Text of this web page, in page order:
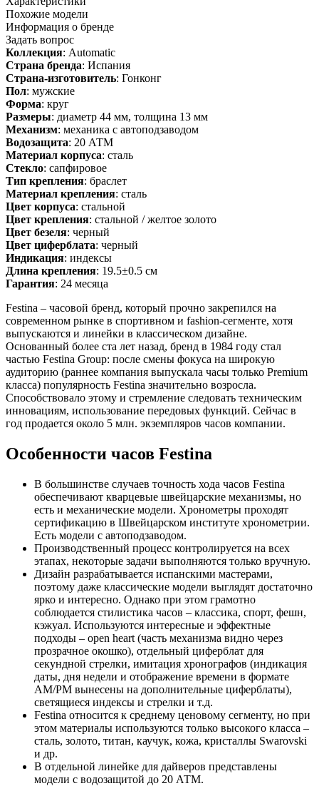
Похожие модели
Информация о бренде
Задать вопрос
Коллекция: Automatic
Страна бренда: Испания
Страна-изготовитель: Гонконг
Пол: мужские
Форма: круг
Размеры: диаметр 44 мм, толщина 13 мм
Механизм: механика с автоподзаводом
Водозащита: 20 АТМ
Материал корпуса: сталь
Стекло: сапфировое
Тип крепления: браслет
Материал крепления: сталь
Цвет корпуса: стальной
Цвет крепления: стальной / желтое золото
Цвет безеля: черный
Цвет циферблата: черный
Индикация: индексы
Длина крепления: 19.5±0.5 см
Гарантия: 24 месяца
Festina – часовой бренд, который прочно закрепился на
современном рынке в спортивном и fashion-сегменте, хотя
выпускаются и линейки в классическом дизайне.
Основанный более ста лет назад, бренд в 1984 году стал
частью Festina Group: после смены фокуса на широкую
аудиторию (раннее компания выпускала часы только Premium
класса) популярность Festina значительно возросла.
Способствовало этому и стремление следовать техническим
инновациям, использование передовых функций. Сейчас в
год продается около 5 млн. экземпляров часов компании.
Особенности часов Festina
В большинстве случаев точность хода часов Festina
обеспечивают кварцевые швейцарские механизмы, но
есть и механические модели. Хронометры проходят
сертификацию в Швейцарском институте хронометрии.
Есть модели с автоподзаводом.
Производственный процесс контролируется на всех
этапах, некоторые задачи выполняются только вручную.
Дизайн разрабатывается испанскими мастерами,
поэтому даже классические модели выглядят достаточно
ярко и интересно. Однако при этом грамотно
соблюдается стилистика часов – классика, спорт, фешн,
кэжуал. Используются интересные и эффектные
подходы – open heart (часть механизма видно через
прозрачное окошко), отдельный циферблат для
секундной стрелки, имитация хронографов (индикация
даты, дня недели и отображение времени в формате
AM/PM вынесены на дополнительные циферблаты),
светящиеся индексы и стрелки и т.д.
Festina относится к среднему ценовому сегменту, но при
этом материалы используются только высокого класса –
сталь, золото, титан, каучук, кожа, кристаллы Swarovski
и др.
В отдельной линейке для дайверов представлены
модели с водозащитой до 20 АТМ.